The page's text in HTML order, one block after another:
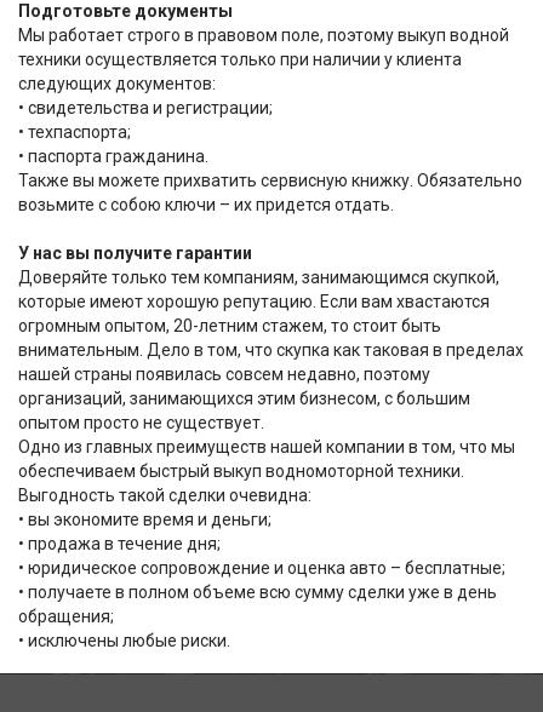
Подготовьте документы
Мы работает строго в правовом поле, поэтому выкуп водной
техники осуществляется только при наличии у клиента
следующих документов:
• свидетельства и регистрации;
• техпаспорта;
• паспорта гражданина.
Также вы можете прихватить сервисную книжку. Обязательно
возьмите с собою ключи – их придется отдать.
У нас вы получите гарантии
Доверяйте только тем компаниям, занимающимся скупкой,
которые имеют хорошую репутацию. Если вам хвастаются
огромным опытом, 20-летним стажем, то стоит быть
внимательным. Дело в том, что скупка как таковая в пределах
нашей страны появилась совсем недавно, поэтому
организаций, занимающихся этим бизнесом, с большим
опытом просто не существует.
Одно из главных преимуществ нашей компании в том, что мы
обеспечиваем быстрый выкуп водномоторной техники.
Выгодность такой сделки очевидна:
• вы экономите время и деньги;
• продажа в течение дня;
• юридическое сопровождение и оценка авто – бесплатные;
• получаете в полном объеме всю сумму сделки уже в день
обращения;
• исключены любые риски.